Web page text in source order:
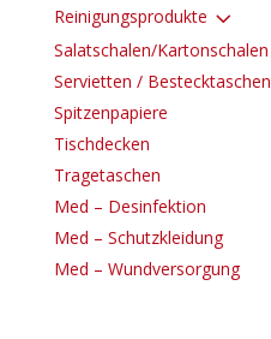
Reinigungsprodukte 3
Salatschalen/Kartonschalen
Servietten / Bestecktaschen
Spitzenpapiere
Tischdecken
Tragetaschen
Med – Desinfektion
Med – Schutzkleidung
Med – Wundversorgung